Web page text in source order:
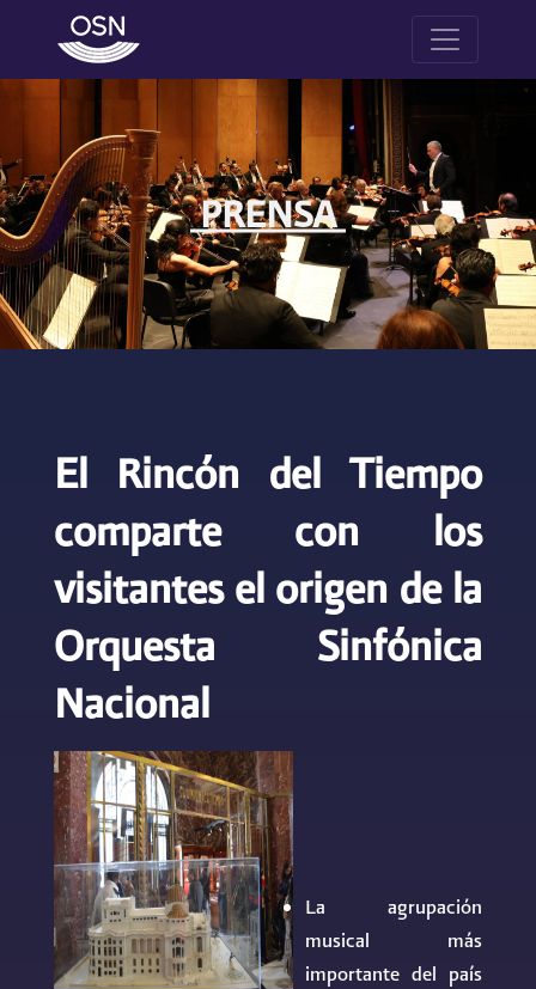
PRENSA
El Rincón del Tiempo
comparte con los
visitantes el origen de la
Orquesta Sinfónica
Nacional
La agrupación
musical más
importante del país